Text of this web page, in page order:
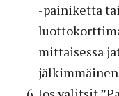
-painiketta
mittaisessa